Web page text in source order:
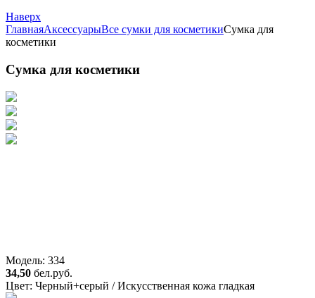
Наверх
ГлавнаяАксессуарыВсе сумки для косметикиСумка для
косметики
Сумка для косметики
Модель: 334
34,50 бел.руб.
Цвет: Черный+серый / Искусственная кожа гладкая